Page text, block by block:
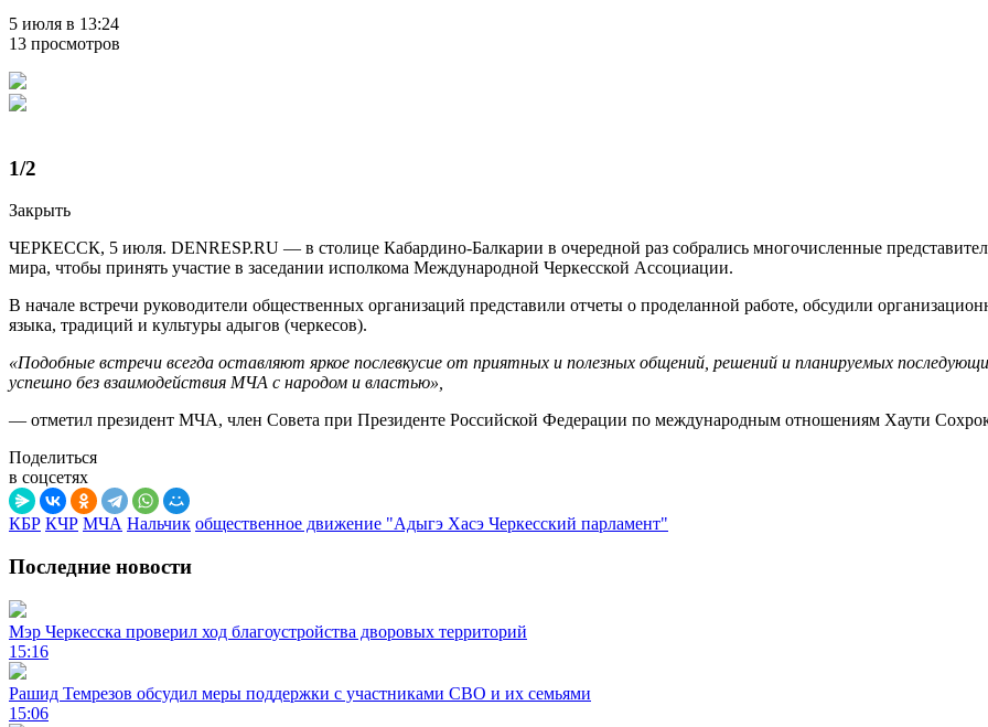
5 июля в 13:24
13 просмотров
1/2
Закрыть
ЧЕРКЕССК, 5 июля. DENRESP.RU — в столице Кабардино-Балкарии в очередной раз собрались многочисленные
мира, чтобы принять участие в заседании исполкома Международной Черкесской Ассоциации.
В начале встречи руководители общественных организаций представили отчеты о проделанной работе, обсудили
языка, традиций и культуры адыгов (черкесов).
«Подобные встречи всегда оставляют яркое послевкусие от приятных и полезных общений, решений и планируемых
успешно без взаимодействия МЧА с народом и властью»,
— отметил президент МЧА, член Совета при Президенте Российской Федерации по международным отношениям Хаути
Поделиться
в соцсетях
КБР КЧР МЧА Нальчик общественное движение "Адыгэ Хасэ Черкесский парламент"
Последние новости
Мэр Черкесска проверил ход благоустройства дворовых территорий
15:16
Рашид Темрезов обсудил меры поддержки с участниками СВО и их семьями
15:06